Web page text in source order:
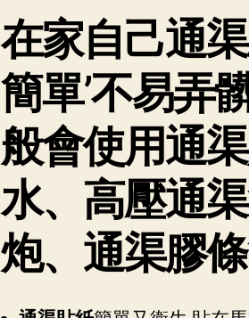
在家自己通
簡單’不易弄
般會使用通
水、高壓通
炮、 通渠膠條